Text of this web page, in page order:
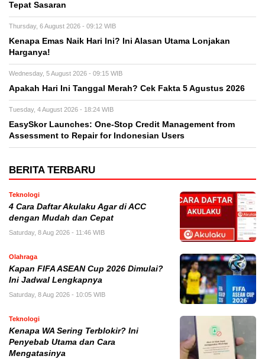
Tepat Sasaran
Thursday, 6 August 2026 - 09:12 WIB
Kenapa Emas Naik Hari Ini? Ini Alasan Utama Lonjakan
Harganya!
Wednesday, 5 August 2026 - 09:15 WIB
Apakah Hari Ini Tanggal Merah? Cek Fakta 5 Agustus 2026
Tuesday, 4 August 2026 - 18:24 WIB
EasySkor Launches: One-Stop Credit Management from
Assessment to Repair for Indonesian Users
BERITA TERBARU
Teknologi
4 Cara Daftar Akulaku Agar di ACC
dengan Mudah dan Cepat
Saturday, 8 Aug 2026 - 11:46 WIB
Olahraga
Kapan FIFA ASEAN Cup 2026 Dimulai?
Ini Jadwal Lengkapnya
Saturday, 8 Aug 2026 - 10:05 WIB
Teknologi
Kenapa WA Sering Terblokir? Ini
Penyebab Utama dan Cara
Mengatasinya